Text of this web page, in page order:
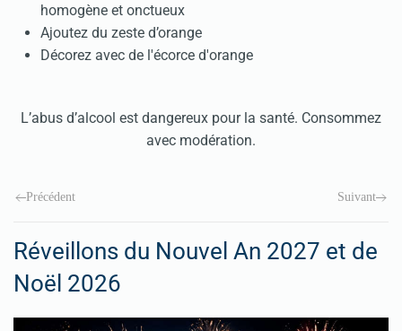
homogène et onctueux
Ajoutez du zeste d’orange
Décorez avec de l'écorce d'orange
L’abus d’alcool est dangereux pour la santé. Consommez
avec modération.
Précédent Suivant
Réveillons du Nouvel An 2027 et de
Noël 2026